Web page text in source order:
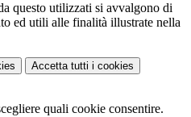
questo utilizzati si avvalgono di
ed utili alle finalità illustrate nella
Accetta tutti i cookies
quali cookie consentire.